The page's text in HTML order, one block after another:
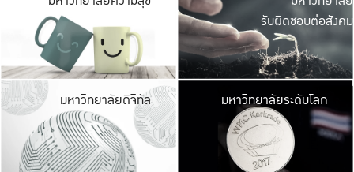
ค
เปิดประ
และพบเรื่องราวใ
รับผิดชอบต่อสังคม
มหาวิทยาลัยดิจิทัล มหาวิ
เปลี่ยนแปลง แล
เพื่อทำง
ระบบสารสนเทศ
มหาวิทยาลัยระดับโลก